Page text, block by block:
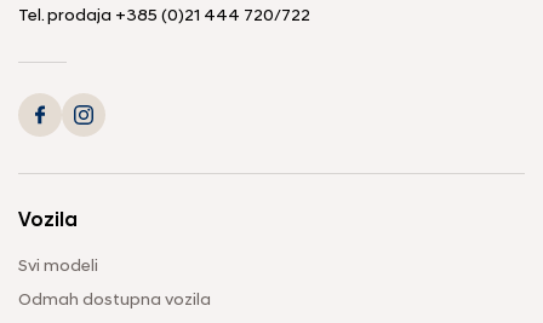
Tel. prodaja +385 (0)21 444 720/722
Vozila
Svi modeli
Odmah dostupna vozila